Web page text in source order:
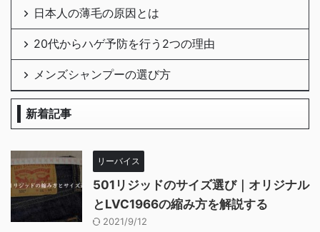
日本人の薄毛の原因とは
20代からハゲ予防を行う2つの理由
メンズシャンプーの選び方
新着記事
リーバイス
501リジッドのサイズ選び｜オリジナル
とLVC1966の縮み方を解説する
2021/9/12